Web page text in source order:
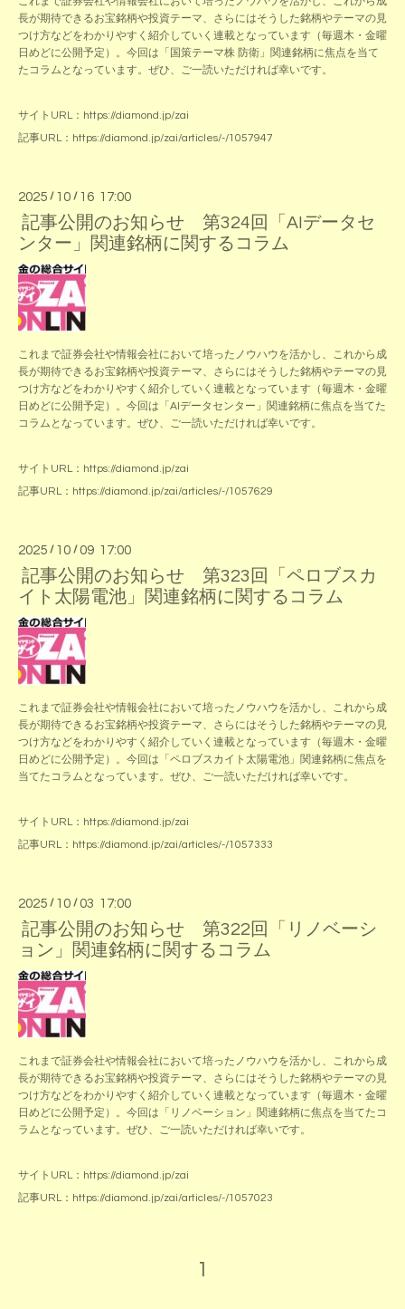
長が期待できるお宝銘柄や投資テーマ、さらにはそうした銘柄やテーマの見
つけ方などをわかりやすく紹介していく連載となっています（毎週木・金曜
日めどに公開予定）。今回は「国策テーマ株 防衛」関連銘柄に焦点を当て
たコラムとなっています。ぜひ、ご一読いただければ幸いです。
サイトURL： https://diamond.jp/zai
記事URL： https://diamond.jp/zai/articles/-/1057947
2025 / 10 / 16 17:00
記事公開のお知らせ 第324回「AIデータセ
ンター」関連銘柄に関するコラム
これまで証券会社や情報会社において培ったノウハウを活かし、これから成
長が期待できるお宝銘柄や投資テーマ、さらにはそうした銘柄やテーマの見
つけ方などをわかりやすく紹介していく連載となっています（毎週木・金曜
日めどに公開予定）。今回は「AIデータセンター」関連銘柄に焦点を当てた
コラムとなっています。ぜひ、ご一読いただければ幸いです。
サイトURL： https://diamond.jp/zai
記事URL： https://diamond.jp/zai/articles/-/1057629
2025 / 10 / 09 17:00
記事公開のお知らせ 第323回「ペロブスカ
イト太陽電池」関連銘柄に関するコラム
これまで証券会社や情報会社において培ったノウハウを活かし、これから成
長が期待できるお宝銘柄や投資テーマ、さらにはそうした銘柄やテーマの見
つけ方などをわかりやすく紹介していく連載となっています（毎週木・金曜
日めどに公開予定）。今回は「ペロブスカイト太陽電池」関連銘柄に焦点を
当てたコラムとなっています。ぜひ、ご一読いただければ幸いです。
サイトURL： https://diamond.jp/zai
記事URL： https://diamond.jp/zai/articles/-/1057333
2025 / 10 / 03 17:00
記事公開のお知らせ 第322回「リノベーシ
ョン」関連銘柄に関するコラム
これまで証券会社や情報会社において培ったノウハウを活かし、これから成
長が期待できるお宝銘柄や投資テーマ、さらにはそうした銘柄やテーマの見
つけ方などをわかりやすく紹介していく連載となっています（毎週木・金曜
日めどに公開予定）。今回は「リノベーション」関連銘柄に焦点を当てたコ
ラムとなっています。ぜひ、ご一読いただければ幸いです。
サイトURL： https://diamond.jp/zai
記事URL： https://diamond.jp/zai/articles/-/1057023
1